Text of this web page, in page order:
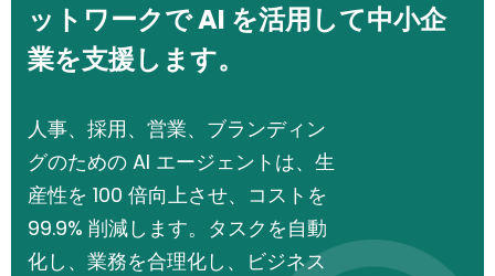
ットワークで AI を活用して中小企
業を支援します。
人事、採用、営業、ブランディン
グのための AI エージェントは、生
産性を 100 倍向上させ、コストを
99.9% 削減します。タスクを自動
化し、業務を合理化し、ビジネス